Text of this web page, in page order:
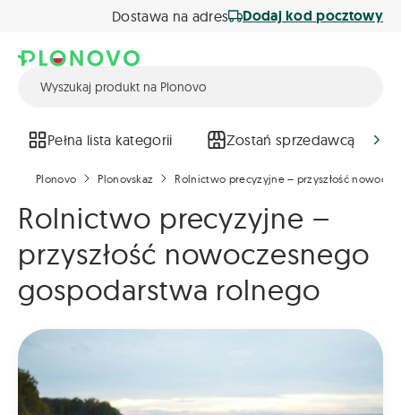
Dostawa na adres Dodaj kod pocztowy
Pełna lista kategorii Zostań sprzedawcą
Plonovo Plonovskaz Rolnictwo precyzyjne – przyszłość
Rolnictwo precyzyjne –
przyszłość nowoczesnego
gospodarstwa rolnego